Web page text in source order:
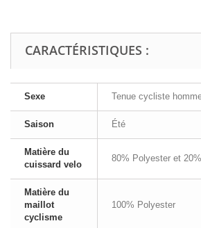
CARACTÉRISTIQUES :
Sexe Tenue cycliste
Saison Été
Matière du
cuissard velo
80% Polyester et
Matière du
maillot
cyclisme
100% Polyester